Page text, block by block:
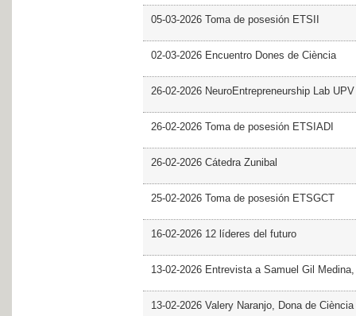
05-03-2026 Toma de posesión ETSII
02-03-2026 Encuentro Dones de Ciència
26-02-2026 NeuroEntrepreneurship Lab UPV
26-02-2026 Toma de posesión ETSIADI
26-02-2026 Cátedra Zunibal
25-02-2026 Toma de posesión ETSGCT
16-02-2026 12 líderes del futuro
13-02-2026 Entrevista a Samuel Gil
13-02-2026 Valery Naranjo, Dona de Ciència